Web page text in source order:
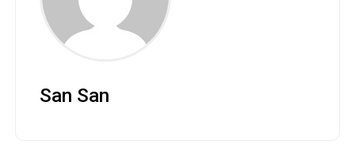
San San